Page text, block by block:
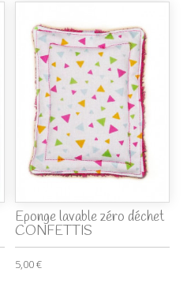
Eponge lavable zéro déchet
CONFETTIS
5,00 €